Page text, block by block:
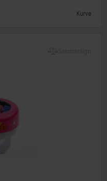
Kurve